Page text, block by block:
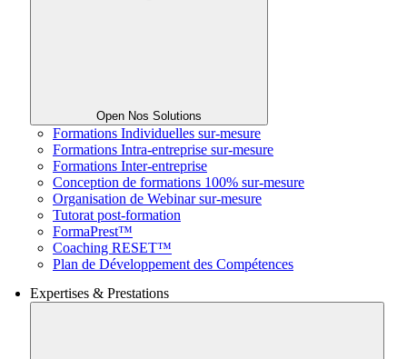
Open Nos Solutions
Formations Individuelles sur-mesure
Formations Intra-entreprise sur-mesure
Formations Inter-entreprise
Conception de formations 100% sur-mesure
Organisation de Webinar sur-mesure
Tutorat post-formation
FormaPrest™
Coaching RESET™
Plan de Développement des Compétences
Expertises & Prestations